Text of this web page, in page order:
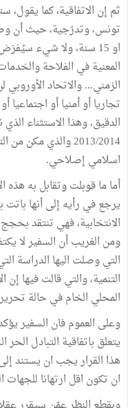
ثم إن الاتفاقية، كما
او 15 سنة، ولا شيء
المعنية في الفلاحة
الزمني... والاتحاد
تجاريا أو أمنيا أو اجتماعيا
الدقيق، وهذا الاستثناء
2013/2014 والذي
اسلامي إصلاحي.
أما ما قوبلت وتقابل به
يرجع في رأيه إلى أنها
الانتخابية، فهي تنتقد
ومن الغريب أن السفير لا
التي وصلت اليها الدراسة
المحلي الخام في حالة تحرير
وعلى العموم فان السفير
يتعلق باتفاقية التبادل
هذا القرار يجب ان يستند
ان تكون اقل ارتهانا للجهات